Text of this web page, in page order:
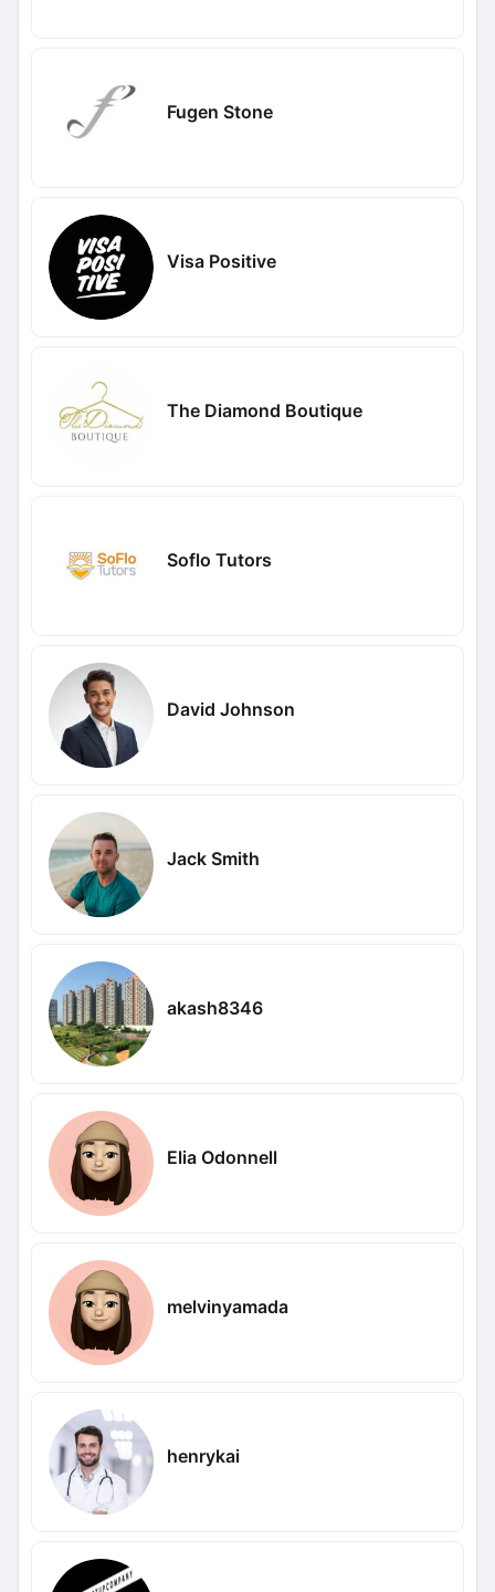
Fugen Stone
Visa Positive
The Diamond Boutique
Soflo Tutors
David Johnson
Jack Smith
akash8346
Elia Odonnell
melvinyamada
henrykai